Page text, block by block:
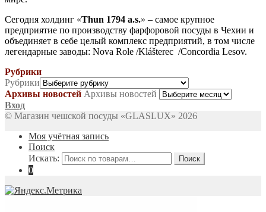
Сегодня холдинг «Thun 1794 a.s.» – самое крупное
предприятие по производству фарфоровой посуды в Чехии и
объединяет в себе целый комплекс предприятий, в том числе
легендарные заводы: Nova Role /Klášterec /Concordia Lesov.
Рубрики
Рубрики
Архивы новостей Архивы новостей
Вход
© Магазин чешской посуды «GLASLUX» 2026
Моя учётная запись
Поиск
Искать:
Поиск
0